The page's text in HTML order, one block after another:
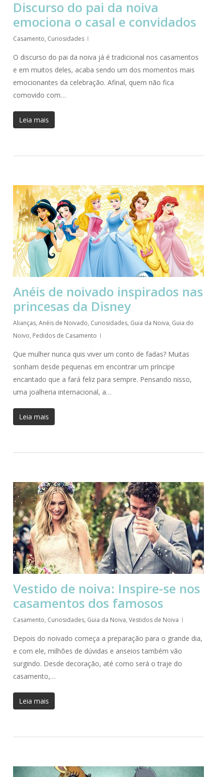
Discurso do pai da noiva
emociona o casal e convidados
Casamento, Curiosidades
O discurso do pai da noiva já é tradicional nos casamentos
e em muitos deles, acaba sendo um dos momentos mais
emocionantes da celebração. Afinal, quem não fica
comovido com…
Leia mais
Anéis de noivado inspirados nas
princesas da Disney
Alianças, Anéis de Noivado, Curiosidades, Guia da Noiva, Guia do
Noivo, Pedidos de Casamento
Que mulher nunca quis viver um conto de fadas? Muitas
sonham desde pequenas em encontrar um príncipe
encantado que a fará feliz para sempre. Pensando nisso,
uma joalheria internacional, a…
Leia mais
Vestido de noiva: Inspire-se nos
casamentos dos famosos
Casamento, Curiosidades, Guia da Noiva, Vestidos de Noiva
Depois do noivado começa a preparação para o grande dia,
e com ele, milhões de dúvidas e anseios também vão
surgindo. Desde decoração, até como será o traje do
casamento,…
Leia mais